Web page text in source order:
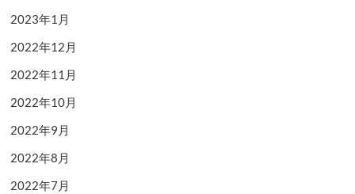
2023年1月
2022年12月
2022年11月
2022年10月
2022年9月
2022年8月
2022年7月